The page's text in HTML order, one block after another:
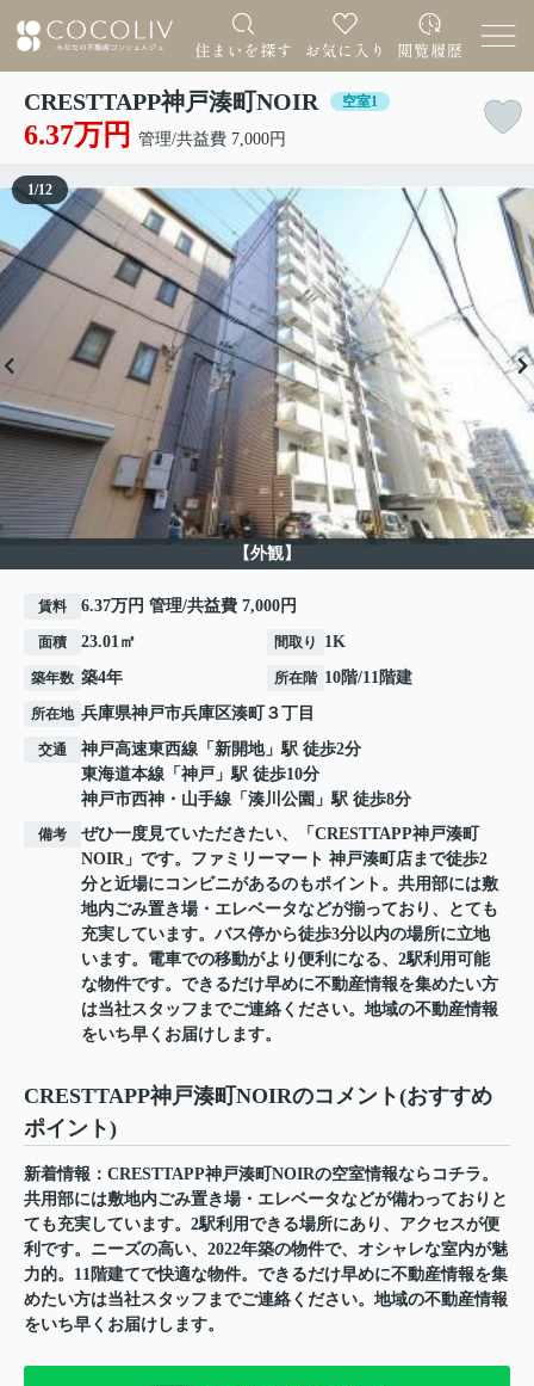
CRESTTAPP神戸湊町NOIR 空室1
6.37万円 管理/共益費 7,000円
【外観】
1/12
賃料 6.37万円 管理/共益費 7,000円
面積 23.01㎡ 間取り 1K
築年数 築4年 所在階 10階/11階建
所在地 兵庫県神戸市兵庫区湊町 ３丁目
交通 神戸高速東西線 「 新開地」駅 徒歩2分
東海道本線 「 神戸 」駅 徒歩10分
神戸市西神・山手線 「 湊川公園 」駅 徒歩8分
備考
ぜひ一度見ていただきたい、「CRESTTAPP神戸湊町
NOIR」です。ファミリーマート 神戸湊町店まで徒歩2
分と近場にコンビニがあるのもポイント。共用部には敷
地内ごみ置き場・エレベータなどが揃っており、とても
充実しています。バス停から徒歩3分以内の場所に立地
います。電車での移動がより便利になる、2駅利用可能
な物件です。できるだけ早めに不動産情報を集めたい方
は当社スタッフまでご連絡ください。地域の不動産情報
をいち早くお届けします。
CRESTTAPP神戸湊町NOIRのコメント(おすすめ
ポイント)
新着情報：CRESTTAPP神戸湊町NOIRの空室情報ならコチラ。
共用部には敷地内ごみ置き場・エレベータなどが備わっておりと
ても充実しています。2駅利用できる場所にあり、アクセスが便
利です。ニーズの高い、2022年築の物件で、オシャレな室内が魅
力的。11階建てで快適な物件。できるだけ早めに不動産情報を集
めたい方は当社スタッフまでご連絡ください。地域の不動産情報
をいち早くお届けします。